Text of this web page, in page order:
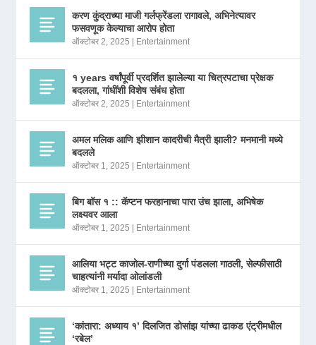
करण कुंद्राच्या माजी गर्लफ्रेंडला रागावले, अभिनेत्यावर
फसवणूक केल्याचा आरोप होता
ऑक्टोबर 2, 2025 | Entertainment
१ years वर्षांपूर्वी प्रदर्शित झालेल्या या चित्रपटाचा प्रेक्षक
बदलला, गांधींशी विशेष संबंध होता
ऑक्टोबर 2, 2025 | Entertainment
अमल मलिक आणि झीशान कादरीची मैत्री झाली? मनमानी मध्ये
बदलले
ऑक्टोबर 1, 2025 | Entertainment
बिग बॉस १ :: कॅप्टन फरहानाचा पारा उंच झाला, अभिषेक
लक्ष्यवर आला
ऑक्टोबर 1, 2025 | Entertainment
आलिया भट्ट काजोल-राणीच्या दुर्गा पंडलला गाठली, सेल्फीसाठी
चाहत्यांनी मर्यादा ओलांडली
ऑक्टोबर 1, 2025 | Entertainment
‘कांतारा: अध्याय १’ दिलजित डोसांझ यांच्या ढाकड एंट्रीमधील
‘रबेल’